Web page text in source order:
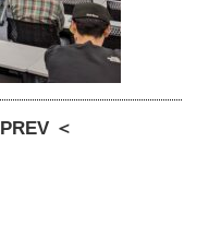
PREV ＜